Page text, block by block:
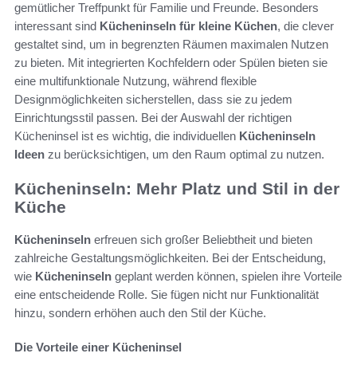
gemütlicher Treffpunkt für Familie und Freunde. Besonders
interessant sind Kücheninseln für kleine Küchen, die clever
gestaltet sind, um in begrenzten Räumen maximalen Nutzen
zu bieten. Mit integrierten Kochfeldern oder Spülen bieten sie
eine multifunktionale Nutzung, während flexible
Designmöglichkeiten sicherstellen, dass sie zu jedem
Einrichtungsstil passen. Bei der Auswahl der richtigen
Kücheninsel ist es wichtig, die individuellen Kücheninseln
Ideen zu berücksichtigen, um den Raum optimal zu nutzen.
Kücheninseln: Mehr Platz und Stil in der
Küche
Kücheninseln erfreuen sich großer Beliebtheit und bieten
zahlreiche Gestaltungsmöglichkeiten. Bei der Entscheidung,
wie Kücheninseln geplant werden können, spielen ihre Vorteile
eine entscheidende Rolle. Sie fügen nicht nur Funktionalität
hinzu, sondern erhöhen auch den Stil der Küche.
Die Vorteile einer Kücheninsel